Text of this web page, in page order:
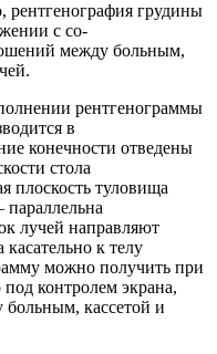
рентгенография грудины
с со-
между больным,
рентгенограммы
в
конечности отведены
стола
плоскость туловища
параллельна
лучей направляют
к телу
можно получить при
контролем экрана,
кассетой и